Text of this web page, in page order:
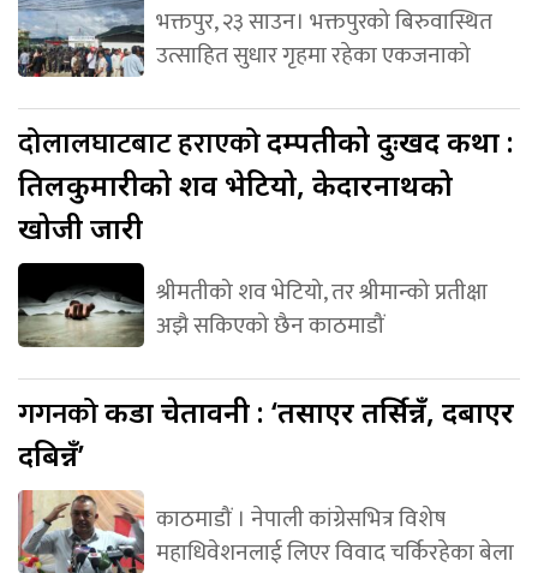
भक्तपुर, २३ साउन। भक्तपुरको बिरुवास्थित
उत्साहित सुधार गृहमा रहेका एकजनाको
दोलालघाटबाट हराएकोदम्पतीको दुःखद कथा :
तिलकुमारीको शव भेटियो, केदारनाथको
खोजी जारी
श्रीमतीको शव भेटियो, तर श्रीमान्को प्रतीक्षा
अझै सकिएको छैन काठमाडौं
गगनकोकडा चेतावनी : ‘तर्साएर तर्सिन्नँ, दबाएर
दबिन्नँ’
काठमाडौं । नेपाली कांग्रेसभित्र विशेष
महाधिवेशनलाई लिएर विवाद चर्किरहेका बेला